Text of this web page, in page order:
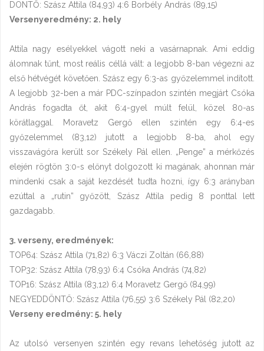
DÖNTŐ: Szász Attila (84,93) 4:6 Borbély András (89,15)
Versenyeredmény: 2. hely
Attila nagy esélyekkel vágott neki a vasárnapnak. Ami eddig
álomnak tűnt, most reális céllá vált: a legjobb 8-ban végezni az
első hétvégét követően. Szász egy 6:3-as győzelemmel indított.
A legjobb 32-ben a már PDC-színpadon szintén megjárt Csóka
András fogadta őt, akit 6:4-gyel múlt felül, közel 80-as
körátlaggal. Moravetz Gergő ellen szintén egy 6:4-es
győzelemmel (83,12) jutott a legjobb 8-ba, ahol egy
visszavágóra került sor Székely Pál ellen. „Penge” a mérkőzés
elején rögtön 3:0-s előnyt dolgozott ki magának, ahonnan már
mindenki csak a saját kezdését tudta hozni, így 6:3 arányban
ezúttal a „rutin” győzött, Szász Attila pedig 8 ponttal lett
gazdagabb.
3. verseny, eredmények:
TOP64: Szász Attila (71,82) 6:3 Váczi Zoltán (66,88)
TOP32: Szász Attila (78,93) 6:4 Csóka András (74,82)
TOP16: Szász Attila (83,12) 6:4 Moravetz Gergő (84,99)
NEGYEDDÖNTŐ: Szász Attila (76,55) 3:6 Székely Pál (82,20)
Verseny eredmény: 5. hely
Az utolsó versenyen szintén egy revans lehetőség jutott az